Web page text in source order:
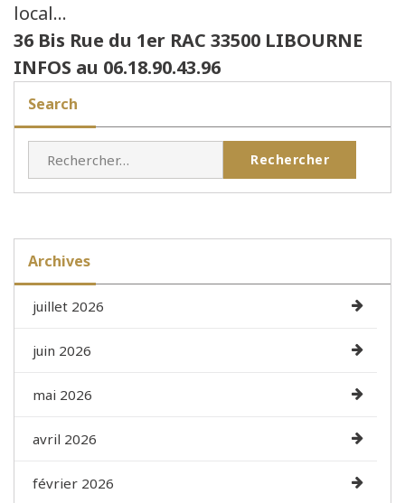
local…
36 Bis Rue du 1er RAC 33500 LIBOURNE
INFOS au 06.18.90.43.96
Search
Archives
juillet 2026
juin 2026
mai 2026
avril 2026
février 2026